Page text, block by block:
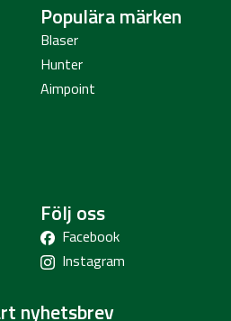
Populära märken
Blaser
Hunter
Aimpoint
Följ oss
Facebook
Instagram
nyhetsbrev